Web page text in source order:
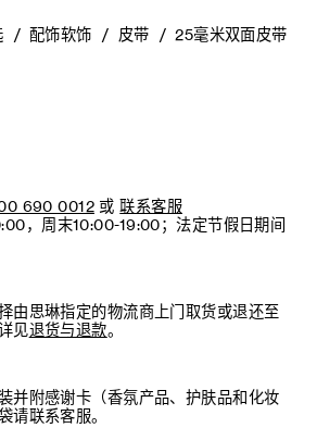
配饰软饰 皮带 25毫米双面皮带（
690 0012 或 联系客服
，周末10:00-19:00；法定节假日期间
由思琳指定的物流商上门取货或退还至
见退货与退款。
并附感谢卡（香氛产品、护肤品和化妆
请联系客服。